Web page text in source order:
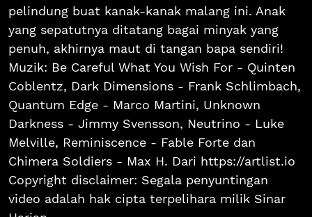
pelindung buat kanak-kanak malang ini. Anak
yang sepatutnya ditatang bagai minyak yang
penuh, akhirnya maut di tangan bapa sendiri!
Muzik: Be Careful What You Wish For - Quinten
Coblentz, Dark Dimensions - Frank Schlimbach,
Quantum Edge - Marco Martini, Unknown
Darkness - Jimmy Svensson, Neutrino - Luke
Melville, Reminiscence - Fable Forte dan
Chimera Soldiers - Max H. Dari https://artlist.io
Copyright disclaimer: Segala penyuntingan
video adalah hak cipta terpelihara milik Sinar